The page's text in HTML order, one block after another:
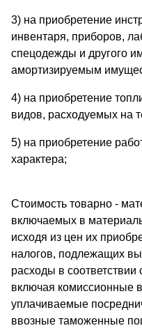
3) на приобретение
инвентаря, приборов,
спецодежды и другого
амортизируемым
4) на приобретение
видов, расходуемых на
5) на приобретение
характера;
Стоимость товарно -
включаемых в
исходя из цен их
налогов, подлежащих
расходы в
включая комиссионные
уплачиваемые
ввозные таможенные